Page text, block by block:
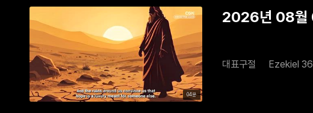
04분
2026년 08월
대표구절 Ezekiel